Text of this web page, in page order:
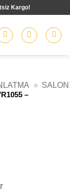
Kargo!
» SALON
–